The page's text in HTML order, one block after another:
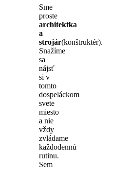
Sme
proste
architektka
a
strojár(konštruktér).
Snažíme
sa
nájsť
si v
tomto
dospeláckom
svete
miesto
a nie
vždy
zvládame
každodennú
rutinu.
Sem